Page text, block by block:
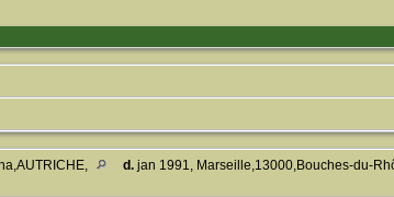
d. jan 1991, Marseille,13000,Bouches-du-